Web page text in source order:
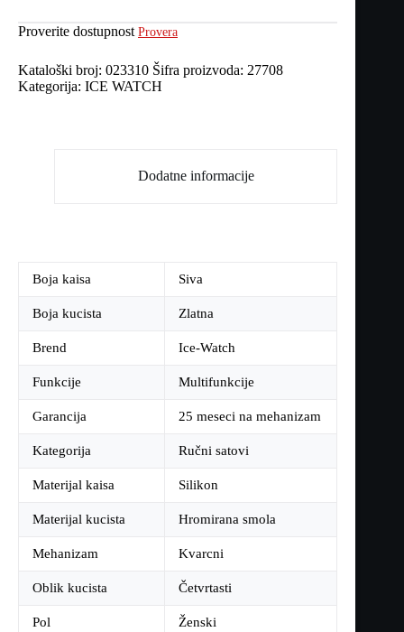
Proverite dostupnost Provera
Kataloški broj: 023310 Šifra proizvoda: 27708
Kategorija: ICE WATCH
Dodatne informacije
Boja kaisa Siva
Boja kucista Zlatna
Brend Ice-Watch
Funkcije Multifunkcije
Garancija 25 meseci na mehanizam
Kategorija Ručni satovi
Materijal kaisa Silikon
Materijal kucista Hromirana smola
Mehanizam Kvarcni
Oblik kucista Četvrtasti
Pol Ženski